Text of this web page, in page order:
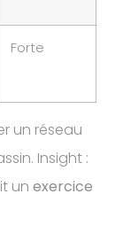
Forte
un réseau
Insight :
un exercice